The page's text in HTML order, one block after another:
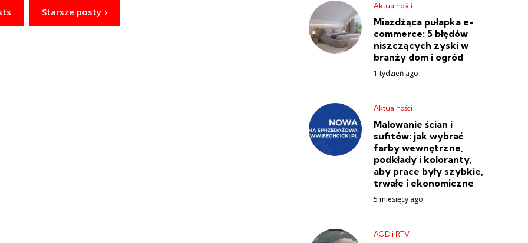
Starsze posty
Aktualności
Miażdżąca pułapka e-
commerce: 5 błędów
niszczących zyski w
branży dom i ogród
1 tydzień ago
Aktualności
Malowanie ścian i
sufitów: jak wybrać
farby wewnętrzne,
podkłady i koloranty,
aby prace były szybkie,
trwałe i ekonomiczne
5 miesięcy ago
AGD i RTV